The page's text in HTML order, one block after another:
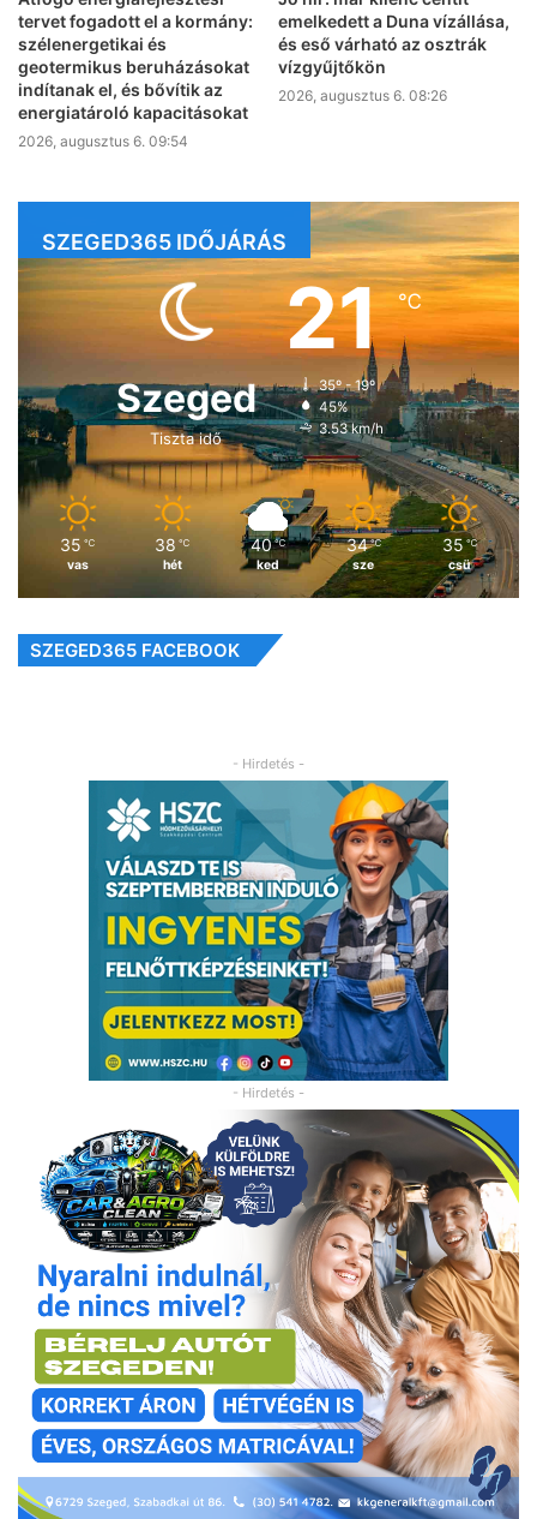
tervet fogadott el a kormány:
szélenergetikai és
geotermikus beruházásokat
indítanak el, és bővítik az
energiatároló kapacitásokat
2026, augusztus 6. 09:54
emelkedett a Duna vízállása,
és eső várható az osztrák
vízgyűjtőkön
2026, augusztus 6. 08:26
SZEGED365 IDŐJÁRÁS
Szeged
Tiszta idő
21℃
35º - 19º
45%
3.53 km/h
35 ℃
vas
38 ℃
hét
40 ℃
ked
34 ℃
sze
35 ℃
csü
SZEGED365 FACEBOOK
- Hirdetés -
- Hirdetés -